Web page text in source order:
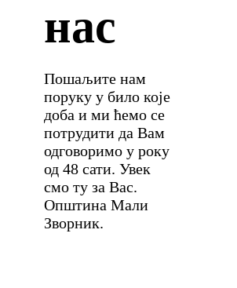
нас
Пошаљите нам
поруку у било које
доба и ми ћемо се
потрудити да Вам
одговоримо у року
од 48 сати. Увек
смо ту за Вас.
Општина Мали
Зворник.